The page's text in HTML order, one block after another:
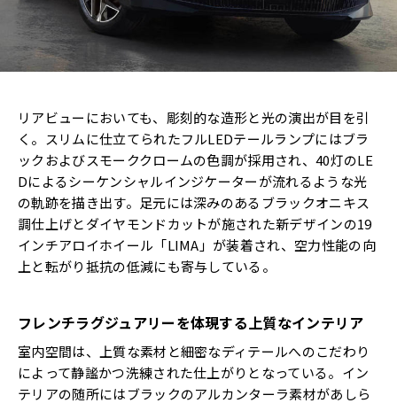
リアビューにおいても、彫刻的な造形と光の演出が目を引
く。スリムに仕立てられたフルLEDテールランプにはブラ
ックおよびスモーククロームの色調が採用され、40灯のLE
Dによるシーケンシャルインジケーターが流れるような光
の軌跡を描き出す。足元には深みのあるブラックオニキス
調仕上げとダイヤモンドカットが施された新デザインの19
インチアロイホイール「LIMA」が装着され、空力性能の向
上と転がり抵抗の低減にも寄与している。
フレンチラグジュアリーを体現する上質なインテリア
室内空間は、上質な素材と細密なディテールへのこだわり
によって静謐かつ洗練された仕上がりとなっている。イン
テリアの随所にはブラックのアルカンターラ素材があしら